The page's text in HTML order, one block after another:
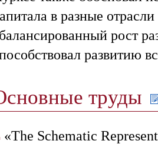
в разные
рост
развитию
труды
«The Schematic